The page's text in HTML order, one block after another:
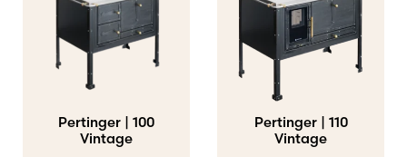
Pertinger | 100
Vintage
Pertinger | 110
Vintage